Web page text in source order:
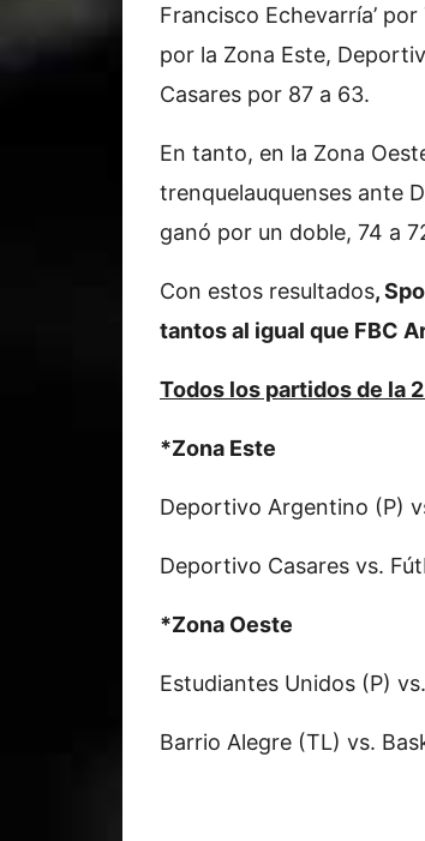
Francisco Echevarría’
por la Zona Este,
Casares por 87 a 63.
En tanto, en la Zona
trenquelauquenses ante
ganó por un doble, 74 a
Con estos resultados,
tantos al igual que FBC
Todos los partidos de la
*Zona Este
Deportivo Argentino (P)
Deportivo Casares vs.
*Zona Oeste
Estudiantes Unidos (P)
Barrio Alegre (TL) vs.